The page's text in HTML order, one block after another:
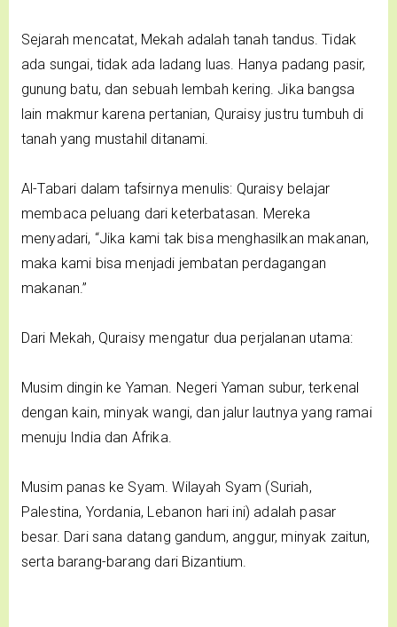
Sejarah mencatat, Mekah adalah tanah tandus. Tidak
ada sungai, tidak ada ladang luas. Hanya padang pasir,
gunung batu, dan sebuah lembah kering. Jika bangsa
lain makmur karena pertanian, Quraisy justru tumbuh di
tanah yang mustahil ditanami.
Al-Tabari dalam tafsirnya menulis: Quraisy belajar
membaca peluang dari keterbatasan. Mereka
menyadari, “Jika kami tak bisa menghasilkan makanan,
maka kami bisa menjadi jembatan perdagangan
makanan.”
Dari Mekah, Quraisy mengatur dua perjalanan utama:
Musim dingin ke Yaman. Negeri Yaman subur, terkenal
dengan kain, minyak wangi, dan jalur lautnya yang ramai
menuju India dan Afrika.
Musim panas ke Syam. Wilayah Syam (Suriah,
Palestina, Yordania, Lebanon hari ini) adalah pasar
besar. Dari sana datang gandum, anggur, minyak zaitun,
serta barang-barang dari Bizantium.